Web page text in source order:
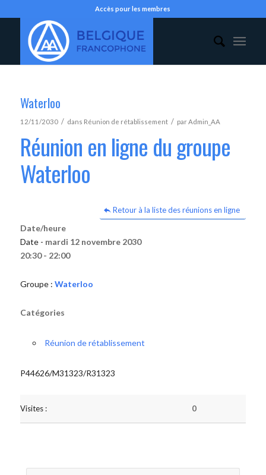
Accès pour les membres
Waterloo
12/11/2030 / dans Réunion de rétablissement / parAdmin_AA
Réunion en ligne du groupe
Waterloo
Retour à la liste des réunions en ligne
Date/heure
Date - mardi 12 novembre 2030
20:30 - 22:00
Groupe : Waterloo
Catégories
Réunion de rétablissement
P44626/M31323/R31323
Visites : 0